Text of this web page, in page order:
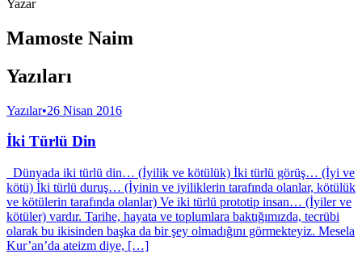
Yazar
Mamoste Naim
Yazıları
Yazılar•26 Nisan 2016
İki Türlü Din
Dünyada iki türlü din… (İyilik ve kötülük) İki türlü görüş… (İyi ve
kötü) İki türlü duruş… (İyinin ve iyiliklerin tarafında olanlar, kötülük
ve kötülerin tarafında olanlar) Ve iki türlü prototip insan… (İyiler ve
kötüler) vardır. Tarihe, hayata ve toplumlara baktığımızda, tecrübi
olarak bu ikisinden başka da bir şey olmadığını görmekteyiz. Mesela
Kur’an’da ateizm diye, […]